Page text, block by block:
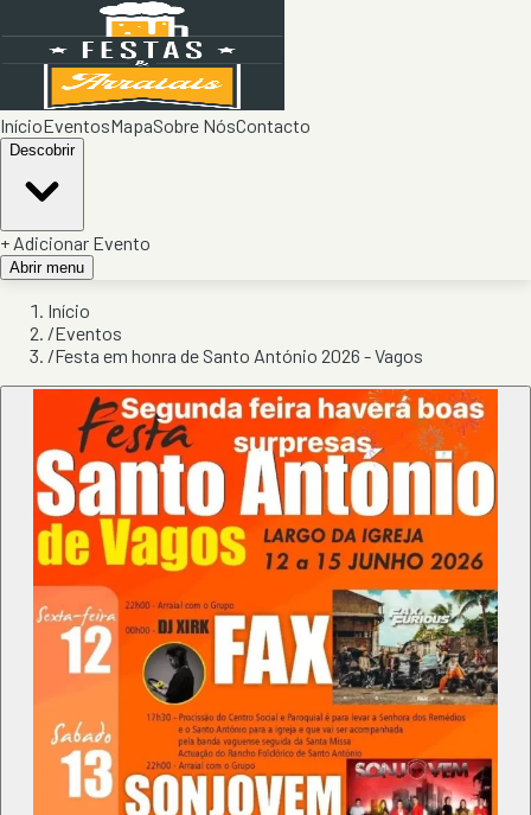
InícioEventosMapaSobre NósContacto
Descobrir
+ Adicionar Evento
Abrir menu
Início
/Eventos
/Festa em honra de Santo António 2026 - Vagos